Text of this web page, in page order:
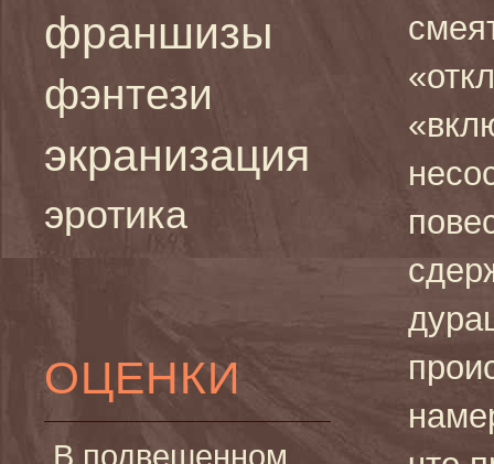
франшизы
фэнтези
экранизация
эротика
ОЦЕНКИ
В подвешенном